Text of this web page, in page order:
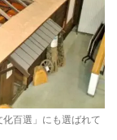
百選」にも選ばれて